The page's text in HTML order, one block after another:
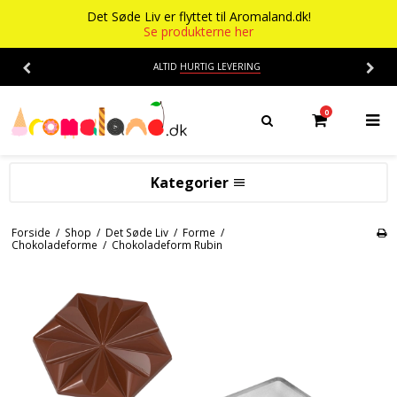
Det Søde Liv er flyttet til Aromaland.dk!
Se produkterne her
ALTID HURTIG LEVERING
0
Kategorier
Smage
Ananas aroma
Banan aroma
Blåbær aroma
Flasker
Det Søde Liv
Aromaer
Chokolade
Isenkram
Opskrifter
Forside / Shop / Det Søde Liv / Forme /
Chokoladeforme / Chokoladeform Rubin